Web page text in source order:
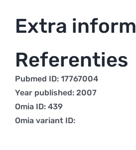
Extra
Referenties
Pubmed ID: 17767004
Year published: 2007
Omia ID: 439
Omia variant ID: